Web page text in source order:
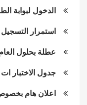
الدخول لبوابة
استمرار
عطلة بحلول
جدول الاختبار ات
اعلان هام بخصوص